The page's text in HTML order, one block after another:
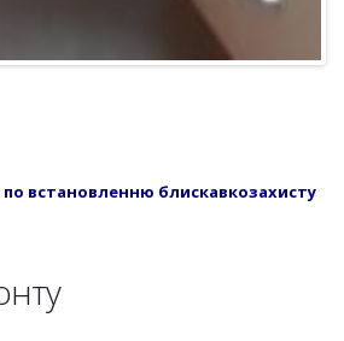
встановленню блискавкозахисту